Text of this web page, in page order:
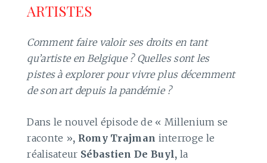
ARTISTES
Comment faire valoir ses droits en tant
qu’artiste en Belgique ? Quelles sont les
pistes à explorer pour vivre plus décemment
de son art depuis la pandémie ?
Dans le nouvel épisode de « Millenium se
raconte », Romy Trajman interroge le
réalisateur Sébastien De Buyl, la